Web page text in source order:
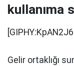
kullanıma
Gelir ortaklığı